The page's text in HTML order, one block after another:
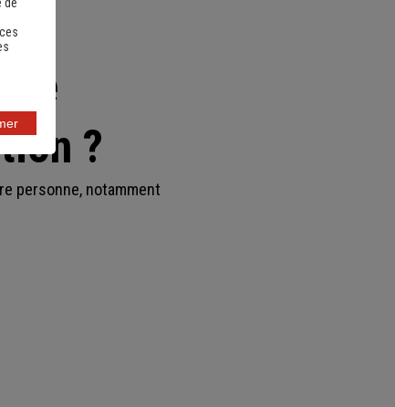
de
?
personne, notamment